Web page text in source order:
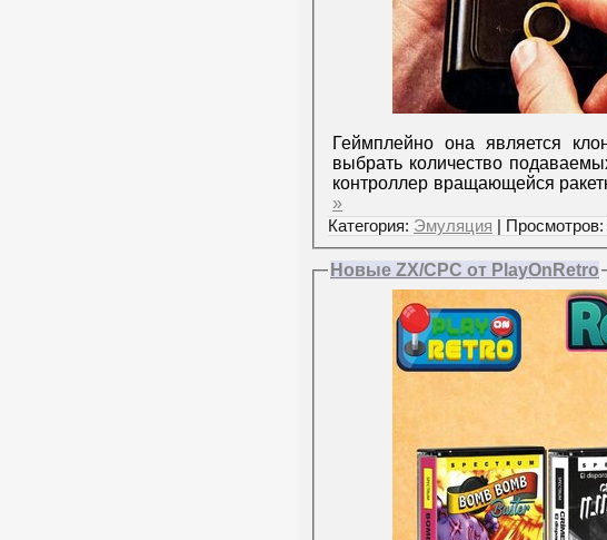
Геймплейно она является
выбрать количество
контроллер вращающейся
»
Категория: Эмуляция |
Новые ZX/CPC от PlayOnRetro